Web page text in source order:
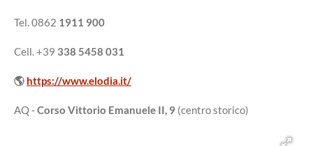
Tel. 0862 1911 900
Cell. +39 338 5458 031
🌎 https://www.elodia.it/
AQ -Corso Vittorio Emanuele II, 9 (centro storico)